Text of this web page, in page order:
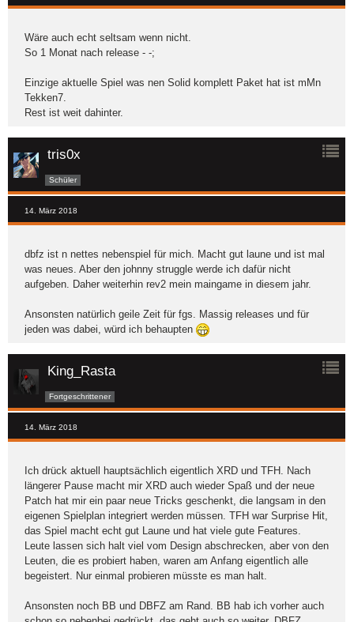
Wäre auch echt seltsam wenn nicht.
So 1 Monat nach release - -;
Einzige aktuelle Spiel was nen Solid komplett Paket hat ist mMn
Tekken7.
Rest ist weit dahinter.
tris0x
Schüler
14. März 2018
dbfz ist n nettes nebenspiel für mich. Macht gut laune und ist mal
was neues. Aber den johnny struggle werde ich dafür nicht
aufgeben. Daher weiterhin rev2 mein maingame in diesem jahr.
Ansonsten natürlich geile Zeit für fgs. Massig releases und für
jeden was dabei, würd ich behaupten
King_Rasta
Fortgeschrittener
14. März 2018
Ich drück aktuell hauptsächlich eigentlich XRD und TFH. Nach
längerer Pause macht mir XRD auch wieder Spaß und der neue
Patch hat mir ein paar neue Tricks geschenkt, die langsam in den
eigenen Spielplan integriert werden müssen. TFH war Surprise Hit,
das Spiel macht echt gut Laune und hat viele gute Features.
Leute lassen sich halt viel vom Design abschrecken, aber von den
Leuten, die es probiert haben, waren am Anfang eigentlich alle
begeistert. Nur einmal probieren müsste es man halt.
Ansonsten noch BB und DBFZ am Rand. BB hab ich vorher auch